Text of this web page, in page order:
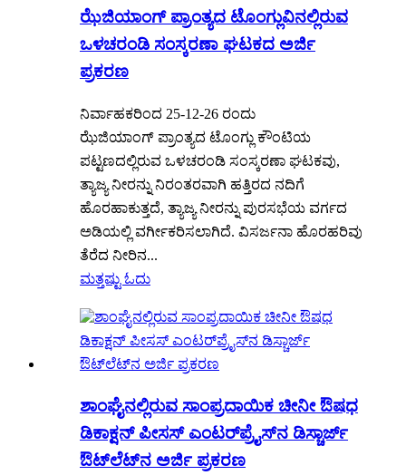
ಝೆಜಿಯಾಂಗ್ ಪ್ರಾಂತ್ಯದ ಟೊಂಗ್ಲುವಿನಲ್ಲಿರುವ
ಒಳಚರಂಡಿ ಸಂಸ್ಕರಣಾ ಘಟಕದ ಅರ್ಜಿ
ಪ್ರಕರಣ
ನಿರ್ವಾಹಕರಿಂದ 25-12-26 ರಂದು
ಝೆಜಿಯಾಂಗ್ ಪ್ರಾಂತ್ಯದ ಟೊಂಗ್ಲು ಕೌಂಟಿಯ
ಪಟ್ಟಣದಲ್ಲಿರುವ ಒಳಚರಂಡಿ ಸಂಸ್ಕರಣಾ ಘಟಕವು,
ತ್ಯಾಜ್ಯ ನೀರನ್ನು ನಿರಂತರವಾಗಿ ಹತ್ತಿರದ ನದಿಗೆ
ಹೊರಹಾಕುತ್ತದೆ, ತ್ಯಾಜ್ಯ ನೀರನ್ನು ಪುರಸಭೆಯ ವರ್ಗದ
ಅಡಿಯಲ್ಲಿ ವರ್ಗೀಕರಿಸಲಾಗಿದೆ. ವಿಸರ್ಜನಾ ಹೊರಹರಿವು
ತೆರೆದ ನೀರಿನ...
ಮತ್ತಷ್ಟು ಓದು
ಶಾಂಘೈನಲ್ಲಿರುವ ಸಾಂಪ್ರದಾಯಿಕ ಚೀನೀ ಔಷಧ
ಡಿಕಾಕ್ಷನ್ ಪೀಸಸ್ ಎಂಟರ್‌ಪ್ರೈಸ್‌ನ ಡಿಸ್ಚಾರ್ಜ್
ಔಟ್‌ಲೆಟ್‌ನ ಅರ್ಜಿ ಪ್ರಕರಣ